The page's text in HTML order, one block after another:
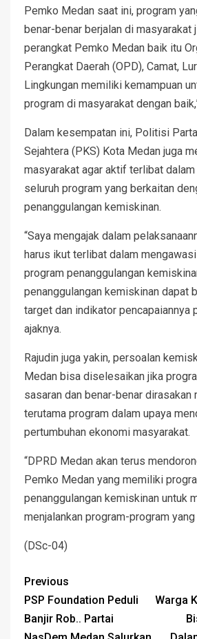
Pemko Medan saat ini, program
benar-benar berjalan di masyarakat
perangkat Pemko Medan baik itu
Perangkat Daerah (OPD), Camat,
Lingkungan memiliki kemampuan
program di masyarakat dengan
Dalam kesempatan ini, Politisi
Sejahtera (PKS) Kota Medan juga
masyarakat agar aktif terlibat
seluruh program yang berkaitan
penanggulangan kemiskinan.
“Saya mengajak dalam
harus ikut terlibat dalam
program penanggulangan
penanggulangan kemiskinan dapat
target dan indikator pencapaiannya
ajaknya.
Rajudin juga yakin, persoalan
Medan bisa diselesaikan jika
sasaran dan benar-benar dirasakan
terutama program dalam upaya
pertumbuhan ekonomi masyarakat.
“DPRD Medan akan terus
Pemko Medan yang memiliki
penanggulangan kemiskinan untuk
menjalankan program-program yang
(DSc-04)
Previous
PSP Foundation Peduli
Banjir Rob.. Partai
Warga